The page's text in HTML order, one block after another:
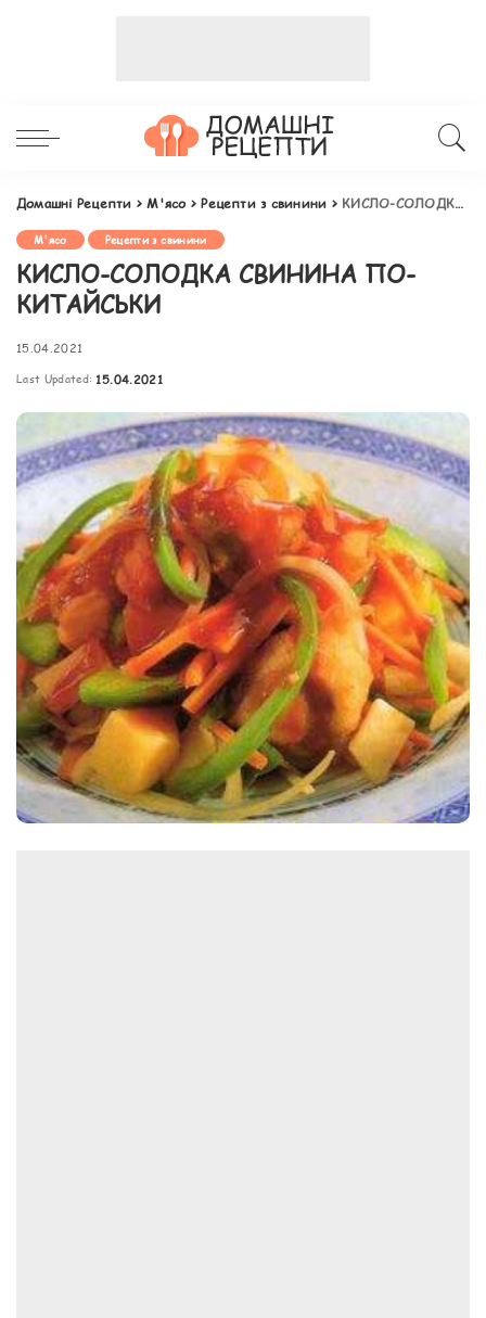
Домашні Рецепти >М'ясо>Рецепти з свинини > КИСЛО-СОЛОДКА СВИНИНА ПО-КИТАЙСЬКИ
М'ясо Рецепти з свинини
КИСЛО-СОЛОДКА СВИНИНА ПО-
КИТАЙСЬКИ
15.04.2021
Last Updated: 15.04.2021